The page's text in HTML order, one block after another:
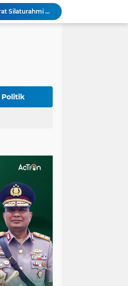
Sambangi Pedagang Pinang, Babinsa Reuhat Tuha Pererat Silaturahmi dengan Warga
Jalin Keakraban dengan Warga, Babinsa Leung Ie Perkuat Komunikasi di Wilayah Binaan
Rp 2,5 Triliun Dana Kementan untuk Bencana, Pemerintah Aceh kelola Rp 9,7 M
Politik